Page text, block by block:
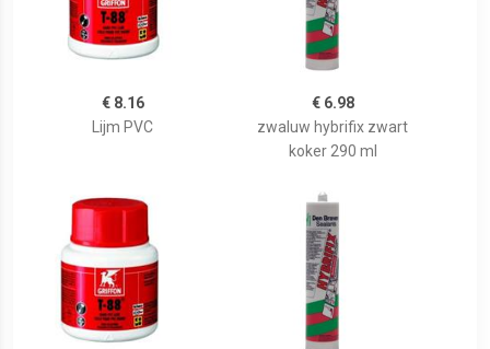
€ 8.16
Lijm PVC
€ 6.98
zwaluw hybrifix zwart
koker 290 ml